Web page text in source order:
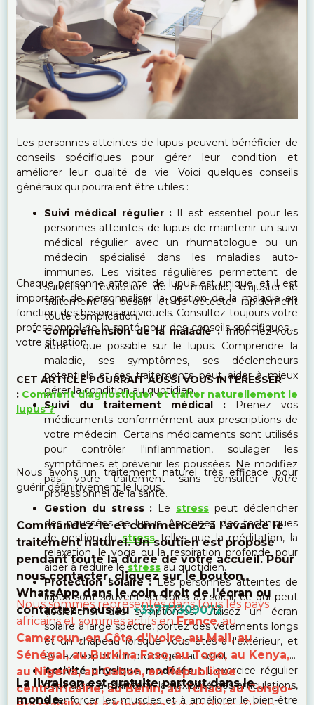
Les personnes atteintes de lupus peuvent bénéficier de
conseils spécifiques pour gérer leur condition et
améliorer leur qualité de vie. Voici quelques conseils
généraux qui pourraient être utiles :
Suivi médical régulier : Il est essentiel pour les
personnes atteintes de lupus de maintenir un suivi
médical régulier avec un rhumatologue ou un
médecin spécialisé dans les maladies auto-
immunes. Les visites régulières permettent de
surveiller l'évolution de la maladie, d'ajuster le
traitement au besoin et de détecter rapidement
toute complication.
Compréhension de la maladie :Informez-vous
autant que possible sur le lupus. Comprendre la
maladie, ses symptômes, ses déclencheurs
potentiels et ses traitements peut aider à mieux
gérer la condition au quotidien.
Suivi du traitement médical :
Prenez vos
médicaments conformément aux prescriptions de
votre médecin. Certains médicaments sont utilisés
pour contrôler l'inflammation, soulager les
symptômes et prévenir les poussées. Ne modifiez
pas votre traitement sans consulter votre
professionnel de la santé.
Gestion du stress : Le stress peut déclencher
des poussées de lupus. Apprenez des techniques
de gestion dustresstelles que la méditation, la
relaxation, le yoga ou la respiration profonde pour
aider à réduire lestress au quotidien.
Protection solaire :Les personnes atteintes de
lupus sont souvent sensibles au soleil, ce qui peut
déclencher des symptômes. Utilisez un écran
solaire à large spectre, portez des vêtements longs
et un chapeau lorsque vous êtes à l'extérieur, et
évitez l'exposition prolongée au soleil.
Activité physique modérée :L'exercice régulier
peut aider à maintenir la flexibilité des articulations,
à renforcer les muscles et à améliorer le bien-être
Chaque personne atteinte de lupus est unique, et il est
important de personnaliser la gestion de la maladie en
fonction des besoins individuels. Consultez toujours votre
professionnel de la santé pour des conseils spécifiques à
votre situation.
CET ARTICLE POURRAIT AUSSI VOUS INTERESSER
: Comment diagnostiquer et traiter naturellement le
lupus ?
Nous avons un traitement naturel très efficace pour
guérir définitivement le lupus.
Commandez-le et commencez à l'avance le
traitement naturel. Un soutien est proposé
pendant toute la durée de votre accueil. Pour
nous contacter, cliquez sur le bouton
WhatsApp dans le coin droit de l'écran ou
contactez-nous au+33777309072.
Nous sommes représentés dans tous les pays
africains et sommes actifs enFrance, au
Cameroun, en Côte d'Ivoire, au Mali, au
Sénégal, au Burkina Faso, au Togo, au Kenya,
au Nigeria, au Gabon, en République
centrafricaine, au Bénin, au Tchad, au Congo-
La livraison est gratuite partout dans le
monde.